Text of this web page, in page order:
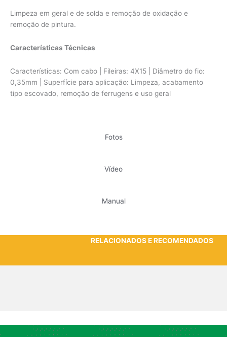
Fotos
Vídeo
Manual
Limpeza em geral e de solda e remoção de oxidação e
remoção de pintura.
Características Técnicas
Características: Com cabo | Fileiras: 4X15 | Diâmetro do fio:
0,35mm | Superfície para aplicação: Limpeza, acabamento
tipo escovado, remoção de ferrugens e uso geral
RELACIONADOS E RECOMENDADOS